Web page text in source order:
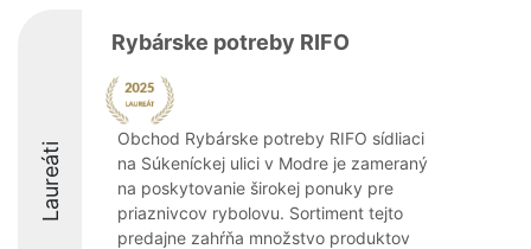
Laureáti
Rybárske potreby RIFO
Obchod Rybárske potreby RIFO sídliaci
na Súkeníckej ulici v Modre je zameraný
na poskytovanie širokej ponuky pre
priaznivcov rybolovu. Sortiment tejto
predajne zahŕňa množstvo produktov